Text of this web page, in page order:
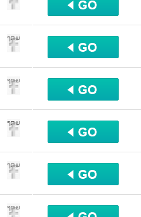
שתף
שתף
שתף
שתף
שתף